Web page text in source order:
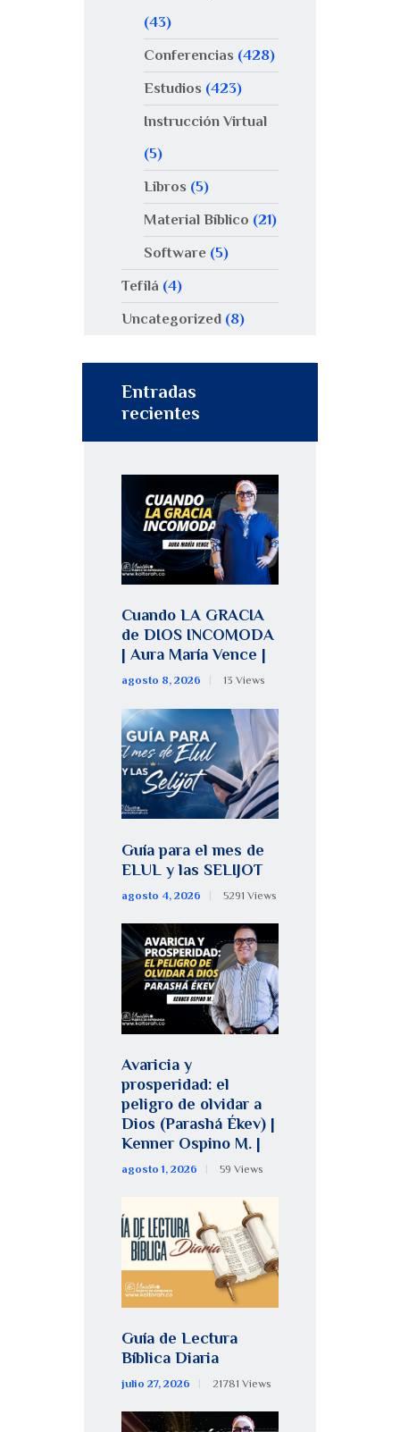
(43)
Conferencias (428)
Estudios (423)
Instrucción Virtual
(5)
Libros (5)
Material Bíblico (21)
Software(5)
Tefilá (4)
Uncategorized (8)
Entradas
recientes
Cuando LA GRACIA
de DIOS INCOMODA
| Aura María Vence |
agosto 8, 2026 13 Views
Guía para el mes de
ELUL y las SELIJOT
agosto 4, 2026 5291 Views
Avaricia y
prosperidad: el
peligro de olvidar a
Dios (Parashá Ékev) |
Kenner Ospino M. |
agosto 1, 2026 59 Views
Guía de Lectura
Bíblica Diaria
julio 27, 2026 21781 Views